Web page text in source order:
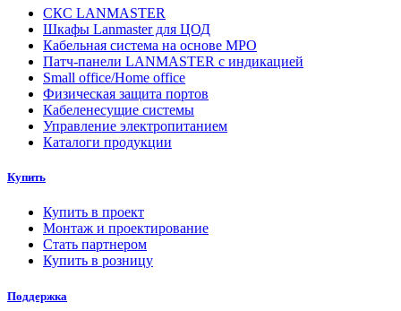
СКС LANMASTER
Шкафы Lanmaster для ЦОД
Кабельная система на основе MPO
Патч-панели LANMASTER с индикацией
Small office/Home office
Физическая защита портов
Кабеленесущие системы
Управление электропитанием
Каталоги продукции
Купить
Купить в проект
Монтаж и проектирование
Стать партнером
Купить в розницу
Поддержка